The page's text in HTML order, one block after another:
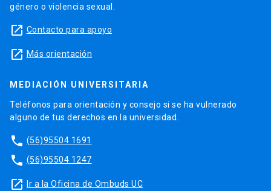
género o violencia sexual.
launch Contacto para apoyo
launch Más orientación
MEDIACIÓN UNIVERSITARIA
Teléfonos para orientación y consejo si se ha vulnerado
alguno de tus derechos en la universidad.
phone (56)95504 1691
phone (56)95504 1247
launch Ir a la Oficina de Ombuds UC